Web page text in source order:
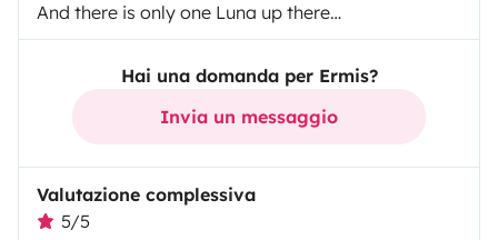
And there is only one Luna up there…
Hai una domanda per Ermis?
Invia un messaggio
Valutazione complessiva
5/5